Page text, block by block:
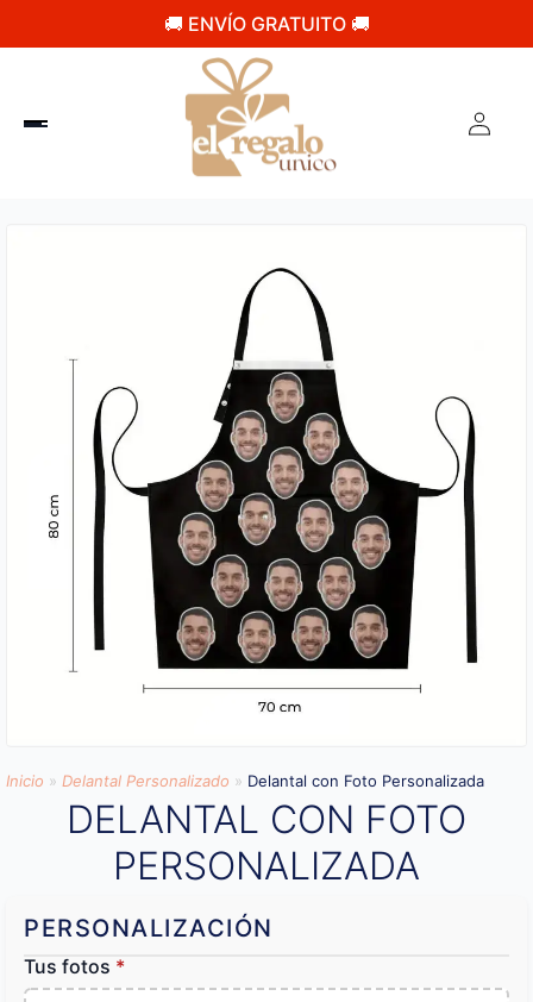
🚚 ENVÍO GRATUITO 🚚
Inicio » Delantal Personalizado » Delantal con Foto Personalizada
DELANTAL CON FOTO
PERSONALIZADA
PERSONALIZACIÓN
Tus fotos *